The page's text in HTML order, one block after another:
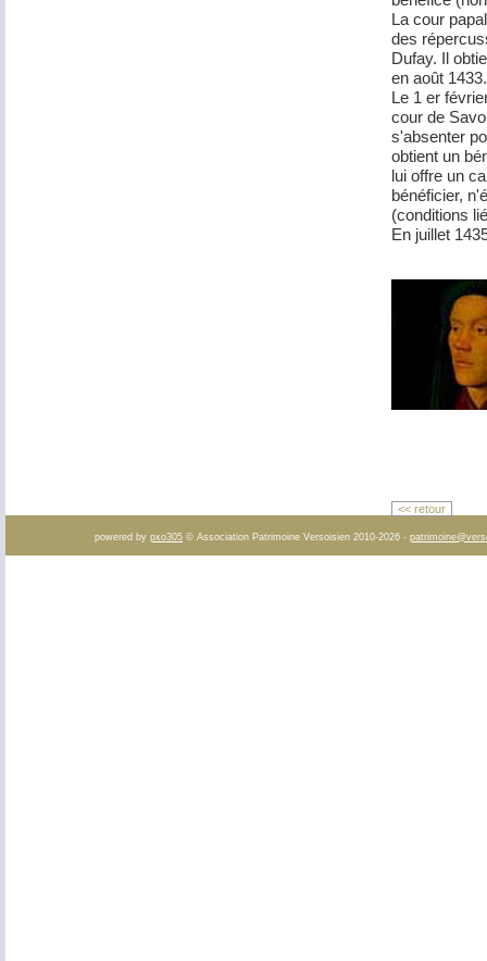
La cour
des
Dufay. Il
en août 1433.
Le 1 er
cour de
s'absenter
obtient un
lui offre un
bénéficier,
(conditions
En juillet
<< retour
powered by pxo305 © Association Patrimoine Versoisien 2010-2026 -